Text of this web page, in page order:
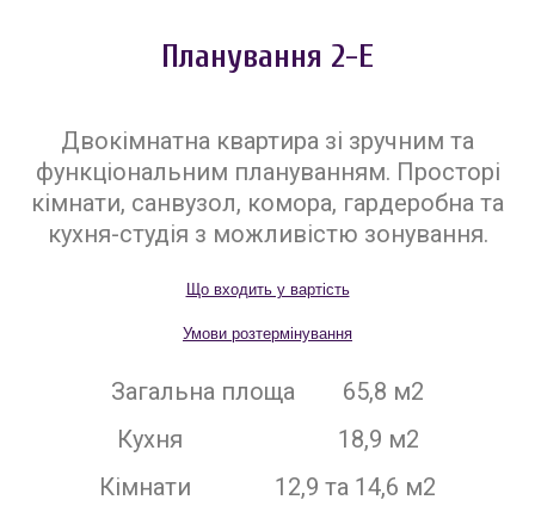
Планування 2-Е
Двокімнатна квартира зі зручним та
функціональним плануванням. Просторі
кімнати, санвузол, комора, гардеробна та
кухня-студія з можливістю зонування.
Що входить у вартість
Умови розтермінування
Загальна площа 65,8 м2
Кухня 18,9 м2
Кімнати 12,9 та 14,6 м2